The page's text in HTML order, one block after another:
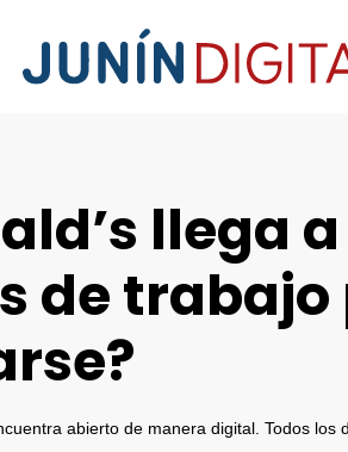
llega
de
abierto de manera digital. Todos los